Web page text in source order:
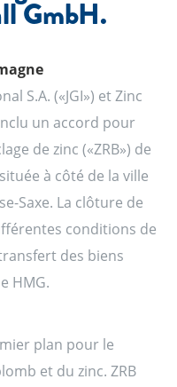
GmbH.
S.A. («JGI») et Zinc
un accord pour
de zinc («ZRB») de
à côté de la ville
Saxe. La clôture de
conditions de
des biens
HMG.
plan pour le
et du zinc. ZRB